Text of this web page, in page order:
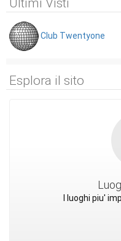
Ultimi Visti
Club Twentyone
Esplora il sito
I luoghi piu'